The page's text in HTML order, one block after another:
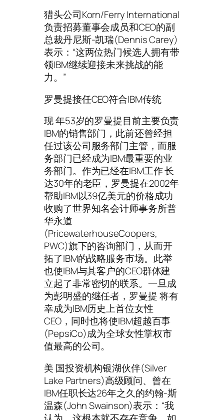
猎头公司Korn/Ferry International
负责招募董事会成员和CEO的副
总裁丹尼斯-凯瑞(Dennis Carey)
表示：“这两位热门候选人拥有带
领IBM继续迎接未来挑战的能
力。”
罗曼提接任CEO符合IBM传统
现 年53岁的罗曼提目前主要负责
IBM的销售部门，此前还曾经担
任过该公司服务部门主管，而服
务部门已经成为IBM最重要的业
务部门。作为已经在IBM工作 长
达30年的老臣，罗曼提在2002年
帮助IBM以39亿美元的价格成功
收购了世界知名会计师事务所普
华永道
(PricewaterhouseCoopers,
PWC)旗下的咨询部门，从而开
拓了IBM的战略服务市场。此举
也使IBM与其客户的CEO群体建
立起了非常密切的联系。一旦成
为彭明盛的继任者，罗曼提 将有
幸成为IBM历史上首位女性
CEO，同时也将使IBM超越百事
(PepsiCo)成为全球女性掌权市
值最高的公司。
美 国投资机构银湖伙伴(Silver
Lake Partners)高级顾问、曾在
IBM任职长达26年之久的约翰-斯
温森(John Swainson)表示：“我